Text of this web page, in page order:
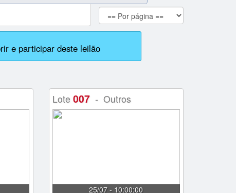
e participar deste leilão
Lote 007- Outros
25/07 - 10:00:00